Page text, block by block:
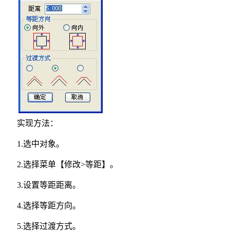
实现方法：
1.选中对象。
2.选择菜单【修改>等距】。
3.设置等距距离。
4.选择等距方向。
5.选择过渡方式。